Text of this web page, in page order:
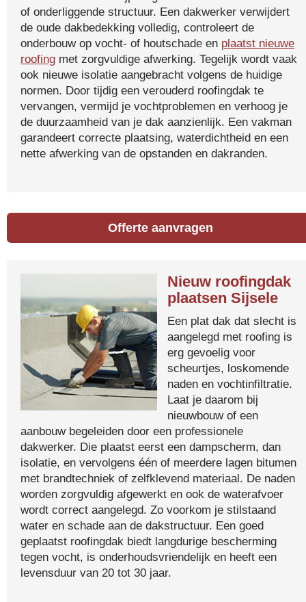
of onderliggende structuur. Een dakwerker verwijdert
de oude dakbedekking volledig, controleert de
onderbouw op vocht- of houtschade en plaatst nieuwe
roofing met zorgvuldige afwerking. Tegelijk wordt vaak
ook nieuwe isolatie aangebracht volgens de huidige
normen. Door tijdig een verouderd roofingdak te
vervangen, vermijd je vochtproblemen en verhoog je
de duurzaamheid van je dak aanzienlijk. Een vakman
garandeert correcte plaatsing, waterdichtheid en een
nette afwerking van de opstanden en dakranden.
Offerte aanvragen
Nieuw roofingdak
plaatsen Sijsele
Een plat dak dat slecht is
aangelegd met roofing is
erg gevoelig voor
scheurtjes, loskomende
naden en vochtinfiltratie.
Laat je daarom bij
nieuwbouw of een
aanbouw begeleiden door een professionele
dakwerker. Die plaatst eerst een dampscherm, dan
isolatie, en vervolgens één of meerdere lagen bitumen
met brandtechniek of zelfklevend materiaal. De naden
worden zorgvuldig afgewerkt en ook de waterafvoer
wordt correct aangelegd. Zo voorkom je stilstaand
water en schade aan de dakstructuur. Een goed
geplaatst roofingdak biedt langdurige bescherming
tegen vocht, is onderhoudsvriendelijk en heeft een
levensduur van 20 tot 30 jaar.